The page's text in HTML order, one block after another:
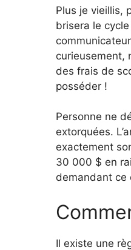
Plus je vieillis,
brisera le
curieusement,
des frais de
posséder !
Personne ne
extorquées.
exactement
30 000 $ en
demandant ce
Il existe une